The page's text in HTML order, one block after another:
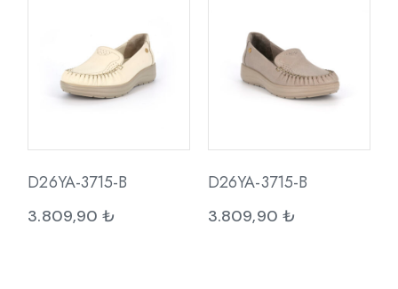
D26YA-3715-B
3.809,90₺
D26YA-3715-B
3.809,90 ₺